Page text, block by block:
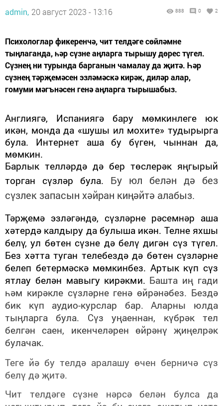
admin, 20 август 2023 - 13:16 888 0 2
Психологлар фикеренчә, чит телдәге сөйләмне
тыңлаганда, һәр сүзне аңларга тырышу дөрес түгел.
Сүзнең ни турында барганын чамалау да җитә. Һәр
сүзнең тәрҗемәсен эзләмәскә кирәк, диләр алар,
гомуми мәгънәсен генә аңларга тырышабыз.
Англиягә, Испаниягә бару мөмкинлеге юк
икән, монда да «шушы ил мохите» тудырырга
була. Интернет аша бу бүген, чыннан да,
мөмкин.
Барлык телләрдә дә бер төслерәк яңгырый
торган сүзләр була. Бу юл белән дә без
сүзлек запасын хәйран киңәйтә алабыз.
Тәрҗемә эзләгәндә, сүзләрне рәсемнәр аша
хәтердә калдыру да булыша икән. Телне яхшы
белү, ул бөтен сүзне дә белү дигән сүз түгел.
Без хәтта туган телебездә дә бөтен сүзләрне
белеп бетермәскә мөмкинбез. Артык күп сүз
ятлау белән мавыгу кирәкми. Башта иң гади
һәм кирәкле сүзләрне генә өйрәнәбез. Бездә
бик күп аудио-курслар бар. Аларны юлда
тыңларга була. Сүз уңаеннан, күбрәк тел
белгән саен, икенчеләрен өйрәнү җиңелрәк
булачак.
Теге йә бу телдә аралашу өчен берничә сүз
белү дә җитә.
Чит телдәге сүзне нәрсә белән булса да